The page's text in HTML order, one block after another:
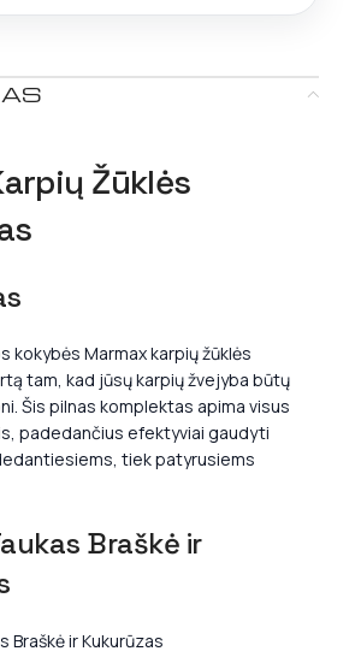
Žūklės
kokybės Marmax karpių žūklės
tam, kad jūsų karpių žvejyba būtų
Šis pilnas komplektas apima visus
padedančius efektyviai gaudyti
tiek patyrusiems
Braškė ir